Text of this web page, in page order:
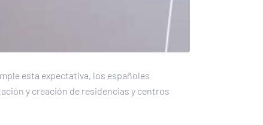
esta expectativa, los españoles
y creación de residencias y centros